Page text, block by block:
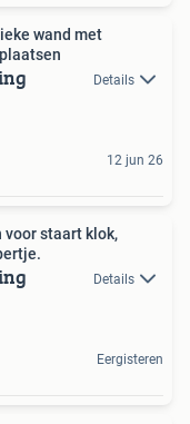
wand met
Details
12 jun 26
voor staart klok,
Details
Eergisteren